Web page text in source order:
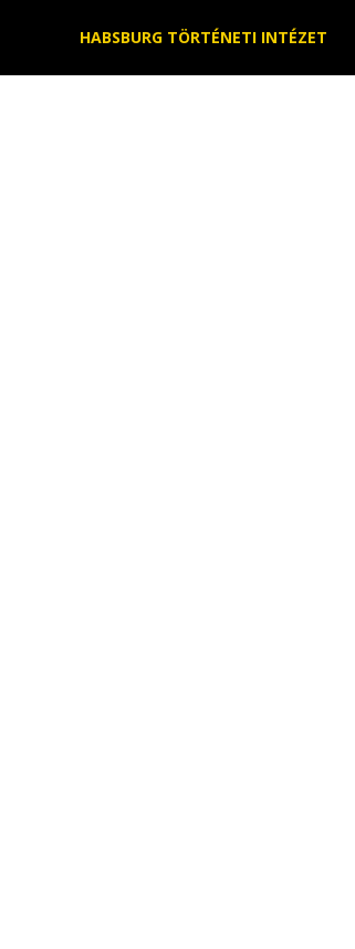
tartalomba
HABSBURG TÖRTÉNETI INTÉZET